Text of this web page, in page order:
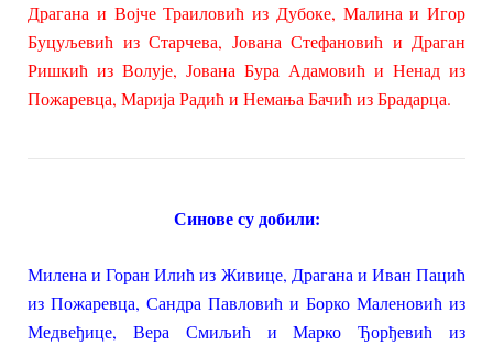
Драгана и Војче Траиловић из Дубоке, Малина и Игор
Буцуљевић из Старчева, Јована Стефановић и Драган
Ришкић из Волује, Јована Бура Адамовић и Ненад из
Пожаревца, Марија Радић и Немања Бачић из Брадарца.
Синове су добили:
Милена и Горан Илић из Живице, Драгана и Иван Пацић
из Пожаревца, Сандра Павловић и Борко Маленовић из
Медвеђице, Вера Смиљић и Марко Ђорђевић из